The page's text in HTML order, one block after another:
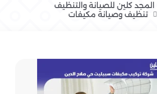
المجد كلين للصيانة والتنظيف
تنظيف وصيانة مكيفات